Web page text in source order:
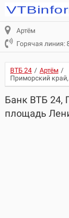
Артём
Горячая линия:
ВТБ 24 / Артём /
Приморский
Банк ВТБ 24,
площадь